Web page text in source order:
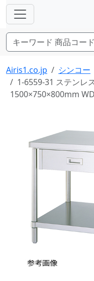
Airis1.co.jp
シンコー
1-6559-31 ステンレ
1500×750×800mm